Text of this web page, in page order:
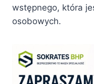
wstępnego, która
osobowych.